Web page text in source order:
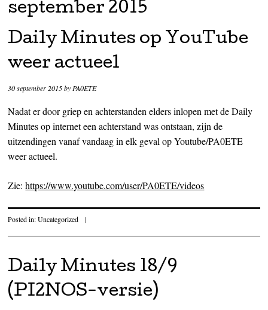
september 2015
Daily Minutes op YouTube
weer actueel
30 september 2015byPA0ETE
Nadat er door griep en achterstanden elders inlopen met de Daily
Minutes op internet een achterstand was ontstaan, zijn de
uitzendingen vanaf vandaag in elk geval op Youtube/PA0ETE
weer actueel.
Zie:https://www.youtube.com/user/PA0ETE/videos
Posted in:Uncategorized |
Daily Minutes 18/9
(PI2NOS-versie)